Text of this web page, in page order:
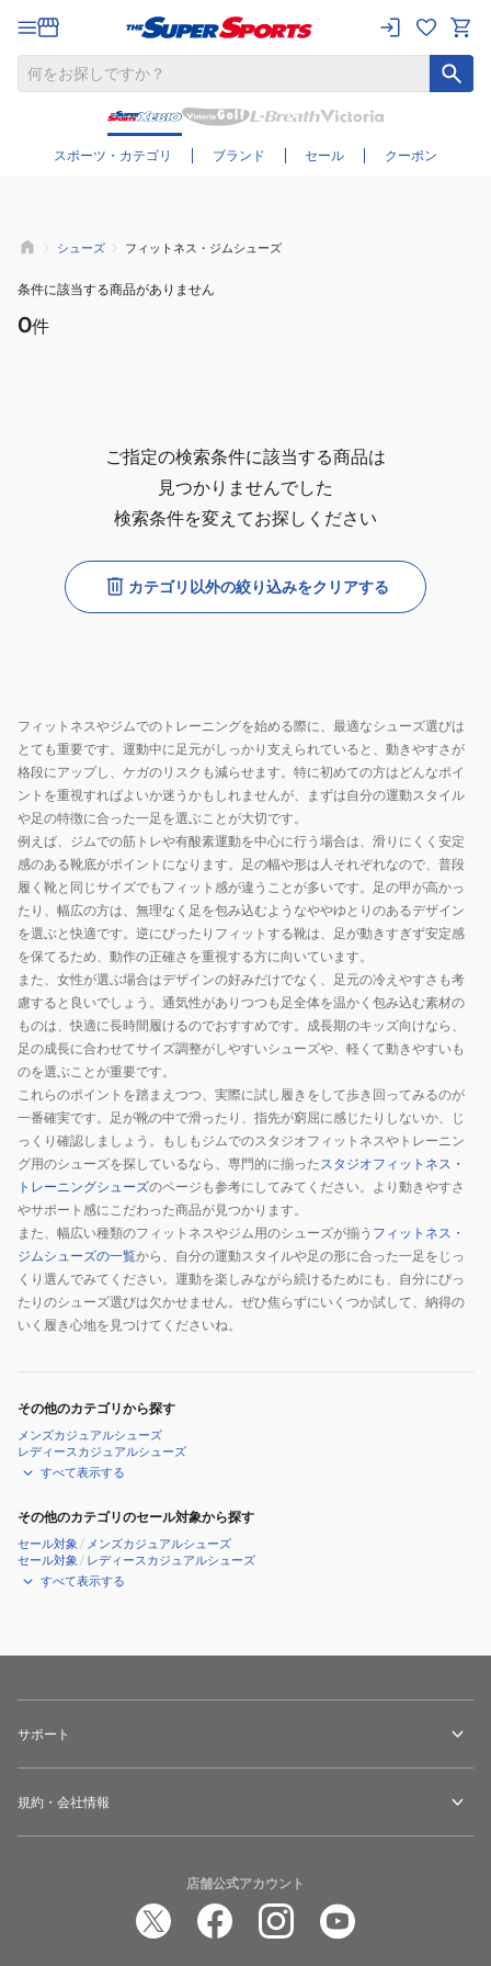
スポーツ・カテゴリ ブランド セール クーポン
さらに絞り込む
シューズ フィットネス・ジムシューズ
条件に該当する商品がありません
0件
ご指定の検索条件に該当する商品は
見つかりませんでした
検索条件を変えてお探しください
カテゴリ以外の絞り込みをクリアする
フィットネスやジムでのトレーニングを始める際に、最適なシューズ選びは
とても重要です。運動中に足元がしっかり支えられていると、動きやすさが
格段にアップし、ケガのリスクも減らせます。特に初めての方はどんなポイ
ントを重視すればよいか迷うかもしれませんが、まずは自分の運動スタイル
や足の特徴に合った一足を選ぶことが大切です。
例えば、ジムでの筋トレや有酸素運動を中心に行う場合は、滑りにくく安定
感のある靴底がポイントになります。足の幅や形は人それぞれなので、普段
履く靴と同じサイズでもフィット感が違うことが多いです。足の甲が高かっ
たり、幅広の方は、無理なく足を包み込むようなややゆとりのあるデザイン
を選ぶと快適です。逆にぴったりフィットする靴は、足が動きすぎず安定感
を保てるため、動作の正確さを重視する方に向いています。
また、女性が選ぶ場合はデザインの好みだけでなく、足元の冷えやすさも考
慮すると良いでしょう。通気性がありつつも足全体を温かく包み込む素材の
ものは、快適に長時間履けるのでおすすめです。成長期のキッズ向けなら、
足の成長に合わせてサイズ調整がしやすいシューズや、軽くて動きやすいも
のを選ぶことが重要です。
これらのポイントを踏まえつつ、実際に試し履きをして歩き回ってみるのが
一番確実です。足が靴の中で滑ったり、指先が窮屈に感じたりしないか、じ
っくり確認しましょう。もしもジムでのスタジオフィットネスやトレーニン
グ用のシューズを探しているなら、専門的に揃ったスタジオフィットネス・
トレーニングシューズのページも参考にしてみてください。より動きやすさ
やサポート感にこだわった商品が見つかります。
また、幅広い種類のフィットネスやジム用のシューズが揃う フィットネス・
ジムシューズの一覧から、自分の運動スタイルや足の形に合った一足をじっ
くり選んでみてください。運動を楽しみながら続けるためにも、自分にぴっ
たりのシューズ選びは欠かせません。ぜひ焦らずにいくつか試して、納得の
いく履き心地を見つけてくださいね。
その他のカテゴリから探す
メンズカジュアルシューズ
レディースカジュアルシューズ
すべて表示する
その他のカテゴリのセール対象から探す
セール対象 / メンズカジュアルシューズ
セール対象 / レディースカジュアルシューズ
すべて表示する
サポート
規約・会社情報
店舗公式アカウント